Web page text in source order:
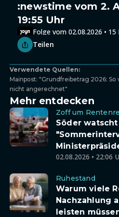
:newstime vom 2.
19:55 Uhr
Folge vom 02.08.2026 • 15
Teilen
Verwendete Quellen:
Mainpost: "Grundfreibetrag 2026:
nicht angerechnet"
Mehr entdecken
Zoff um
Söder watscht
02.08.2026 • 22:06
Ruhestand
Warum viele
Nachzahlung
leisten